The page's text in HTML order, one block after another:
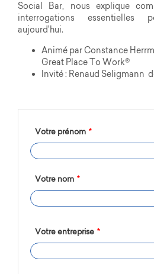
Social Bar, nous explique
interrogations essentielles
aujourd’hui.
Animé par Constance
Great Place To Work®
Invité : Renaud Seligmann
Votre prénom *
Votre nom *
Votre entreprise *